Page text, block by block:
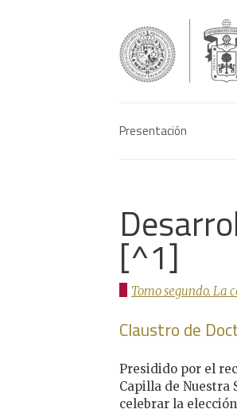
Presentación
[^1]
Tomo segundo. La
Claustro de
Presidido por el
Capilla de Nuestra
celebrar la